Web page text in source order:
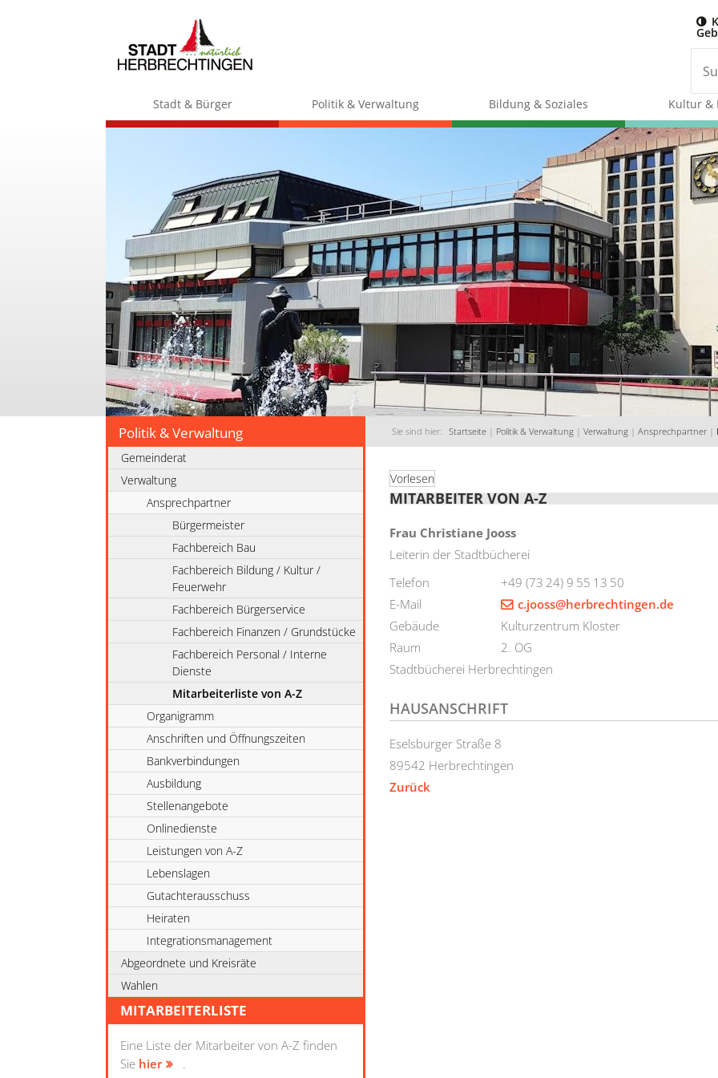
Stadt & Bürger Politik & Verwaltung Bildung & Soziales Kultur &
Politik & Verwaltung Sie sind hier: Startseite | Politik & Verwaltung | Verwaltung | Ansprechpartner |
Gemeinderat
Verwaltung
Ansprechpartner
Bürgermeister
Fachbereich Bau
Fachbereich Bildung / Kultur /
Feuerwehr
Fachbereich Bürgerservice
Fachbereich Finanzen / Grundstücke
Fachbereich Personal / Interne
Dienste
Mitarbeiterliste von A-Z
Organigramm
Anschriften und Öffnungszeiten
Bankverbindungen
Ausbildung
Stellenangebote
Onlinedienste
Leistungen von A-Z
Lebenslagen
Gutachterausschuss
Heiraten
Integrationsmanagement
Abgeordnete und Kreisräte
Wahlen
MITARBEITERLISTE
Eine Liste der Mitarbeiter von A-Z finden
Sie hier .
Vorlesen
MITARBEITER VON A-Z
Frau Christiane Jooss
Leiterin der Stadtbücherei
Telefon
+49 (73 24) 9 55 13 50
E-Mail
c.jooss@herbrechtingen.de
Gebäude
Kulturzentrum Kloster
Raum
2. OG
Stadtbücherei Herbrechtingen
HAUSANSCHRIFT
Eselsburger Straße 8
89542 Herbrechtingen
Zurück